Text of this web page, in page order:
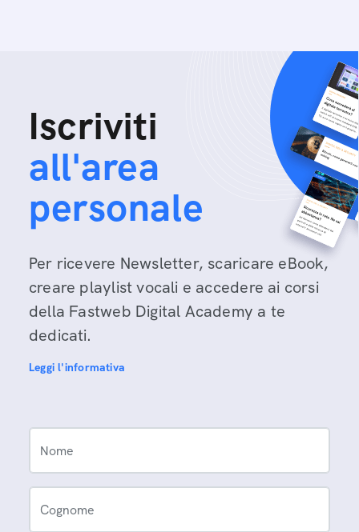
Iscriviti
all'area
personale
Per ricevere Newsletter, scaricare eBook,
creare playlist vocali e accedere ai corsi
della Fastweb Digital Academy a te
dedicati.
Leggi l'informativa
Nome
Cognome